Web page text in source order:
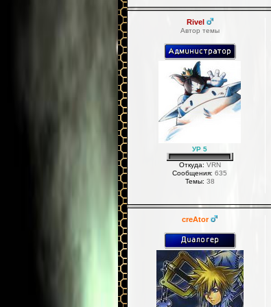
Rivel
Автор темы
УР 5
Откуда: VRN
Сообщения: 635
Темы: 38
creAtor